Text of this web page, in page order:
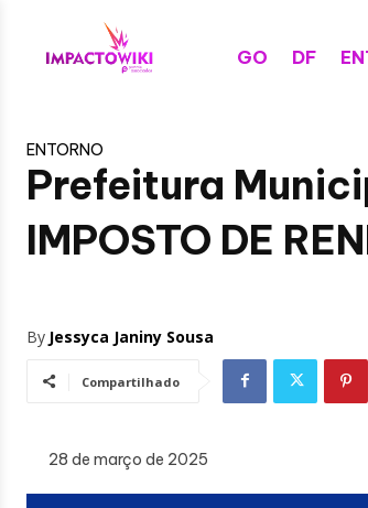
GO DF
ENTORNO
Prefeitura
IMPOSTO DE
By Jessyca Janiny Sousa
Compartilhado
28 de março de 2025